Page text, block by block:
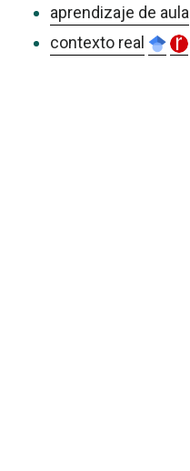
aprendizaje de aula
contexto real